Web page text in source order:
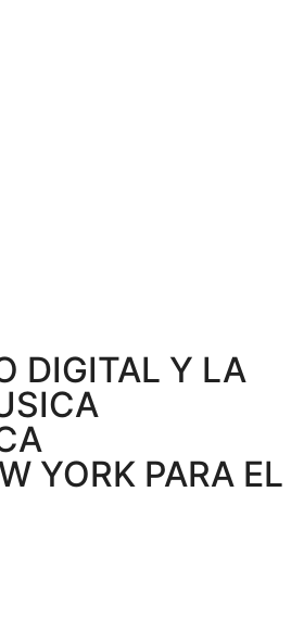
DIGITAL Y LA
YORK PARA EL